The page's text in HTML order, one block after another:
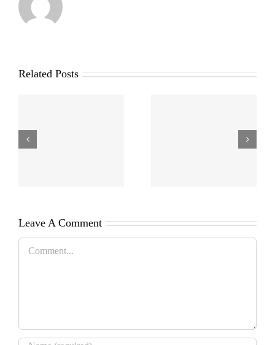
Related Posts
Leave A Comment
Comment